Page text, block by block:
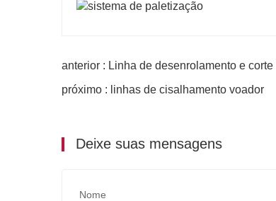
anterior : Linha de desenrolamento e
próximo : linhas de cisalhamento voador
Deixe suas mensagens
Nome